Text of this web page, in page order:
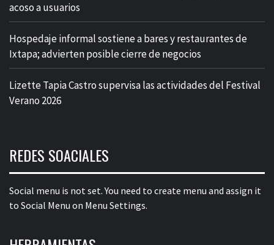
acoso a usuarios
Hospedaje informal sostiene a bares y restaurantes de
Ixtapa; advierten posible cierre de negocios
Lizette Tapia Castro supervisa las actividades del Festival
Verano 2026
REDES SOACIALES
Social menu is not set. You need to create menu and assign it
to Social Menu on Menu Settings.